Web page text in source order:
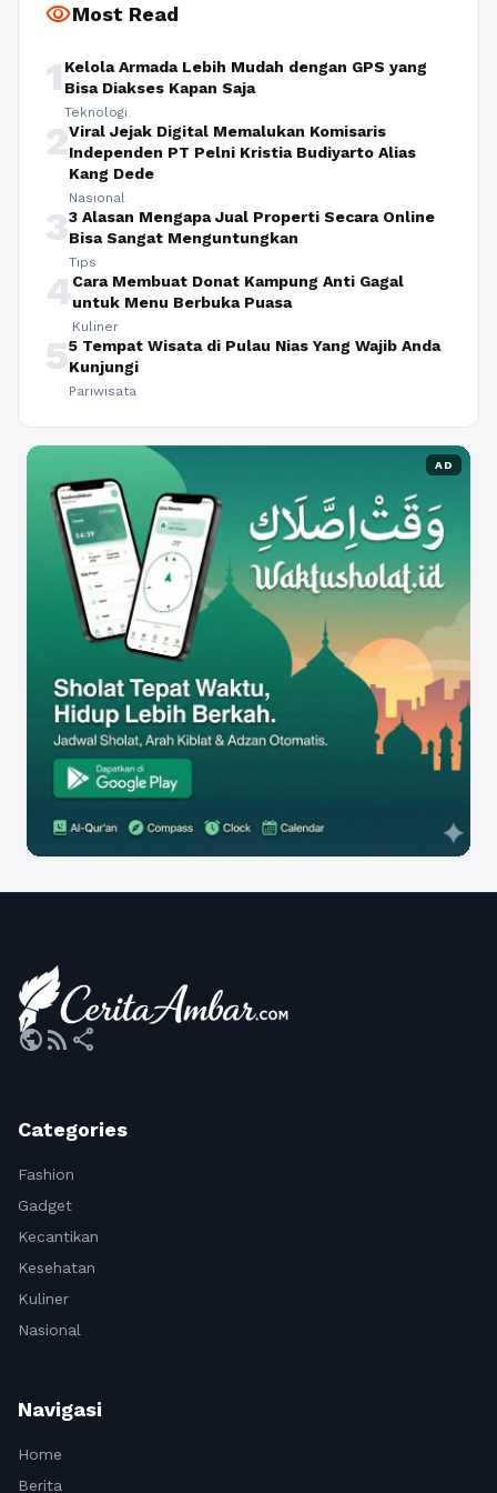
visibilityMost Read
1 Kelola Armada Lebih Mudah dengan GPS yang
Bisa Diakses Kapan Saja
Teknologi
2Viral Jejak Digital Memalukan Komisaris
Independen PT Pelni Kristia Budiyarto Alias
Kang Dede
Nasional
33 Alasan Mengapa Jual Properti Secara Online
Bisa Sangat Menguntungkan
Tips
4Cara Membuat Donat Kampung Anti Gagal
untuk Menu Berbuka Puasa
Kuliner
55 Tempat Wisata di Pulau Nias Yang Wajib Anda
Kunjungi
Pariwisata
AD
publicrss_feed share
Categories
Fashion
Gadget
Kecantikan
Kesehatan
Kuliner
Nasional
Navigasi
Home
Berita